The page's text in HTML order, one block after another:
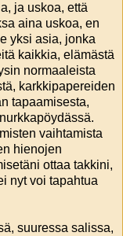
ja uskoa, että
aina uskoa, en
yksi asia, jonka
kaikkia, elämästä
normaaleista
karkkipapereiden
tapaamisesta,
vaihtamista
hienojen
ottaa takkini,
nyt voi tapahtua
suuressa salissa,